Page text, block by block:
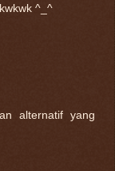
^_^
alternatif yang